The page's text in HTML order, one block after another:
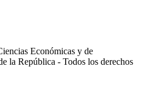
Económicas y de
la República - Todos los derechos